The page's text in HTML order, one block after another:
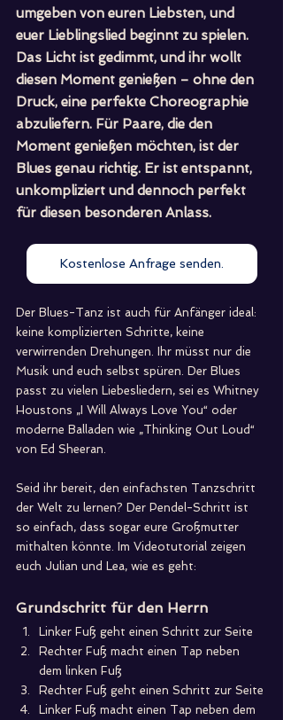
umgeben von euren Liebsten, und
euer Lieblingslied beginnt zu spielen.
Das Licht ist gedimmt, und ihr wollt
diesen Moment genießen – ohne den
Druck, eine perfekte Choreographie
abzuliefern. Für Paare, die den
Moment genießen möchten, ist der
Blues genau richtig. Er ist entspannt,
unkompliziert und dennoch perfekt
für diesen besonderen Anlass.
Kostenlose Anfrage senden.
Der Blues-Tanz ist auch für Anfänger ideal:
keine komplizierten Schritte, keine
verwirrenden Drehungen. Ihr müsst nur die
Musik und euch selbst spüren. Der Blues
passt zu vielen Liebesliedern, sei es Whitney
Houstons „I Will Always Love You“ oder
moderne Balladen wie „Thinking Out Loud“
von Ed Sheeran.
Seid ihr bereit, den einfachsten Tanzschritt
der Welt zu lernen? Der Pendel-Schritt ist
so einfach, dass sogar eure Großmutter
mithalten könnte. Im Videotutorial zeigen
euch Julian und Lea, wie es geht:
Grundschritt für den Herrn
Linker Fuß geht einen Schritt zur Seite
Rechter Fuß macht einen Tap neben
dem linken Fuß
Rechter Fuß geht einen Schritt zur Seite
Linker Fuß macht einen Tap neben dem